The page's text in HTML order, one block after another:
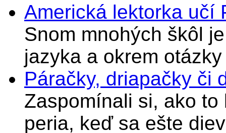
Americká lektorka učí
Snom mnohých škôl
jazyka a okrem
Páračky, driapačky či
Zaspomínali si, ako
peria, keď sa ešte